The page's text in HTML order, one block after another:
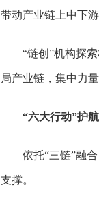
带动产业链上中下
“链创”机构探
局产业链，集中力
“六大行动”护
依托“三链”融
支撑。